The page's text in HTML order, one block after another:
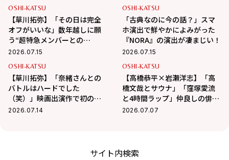
OSHI-KATSU
【草川拓弥】「その日は完全
オフがいいな」数年越しに願
う“超特急メンバーとの
BBQ”！最近熱中している趣味
2026.07.15
OSHI-KATSU
「古典なのに今の話？」スマ
ホ演出で鮮やかによみがった
『NORA』の演出が凄まじい！
2026.07.15
OSHI-KATSU
【草川拓弥】「奈緒さんとの
バトルはハードでした
（笑）」映画出演作で初の髭
姿で挑んだ新境地
2026.07.14
OSHI-KATSU
【高橋恭平×岩瀬洋志】「高
橋文哉とサウナ」「窪塚愛流
と4時間ラップ」仲良しの俳優
仲間とのエピソード公開！
2026.07.07
サイト内検索